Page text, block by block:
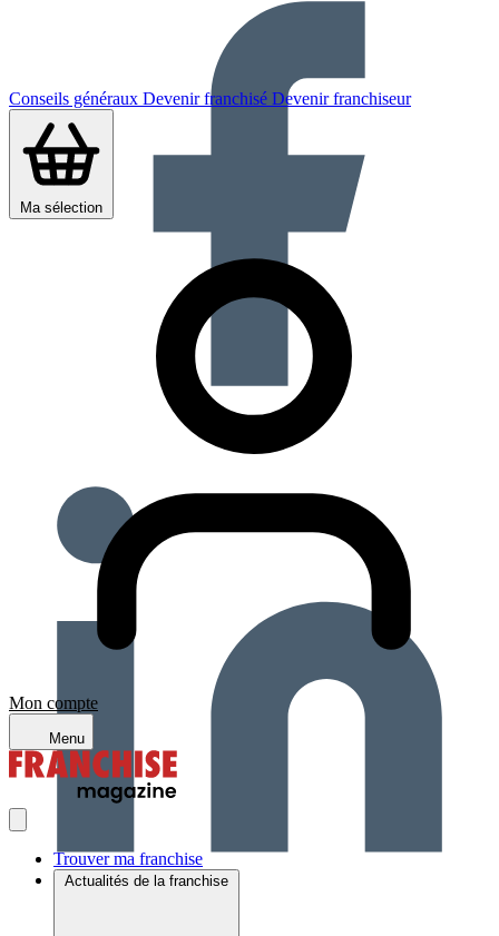
Conseils généraux Devenir franchisé Devenir franchiseur
Ma sélection
Mon compte
Menu
Trouver ma franchise
Actualités de la franchise